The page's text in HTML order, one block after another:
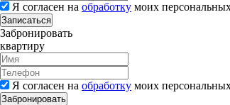
Я согласен на обработку моих
Записаться
Забронировать
квартиру
Я согласен на обработку моих
Забронировать